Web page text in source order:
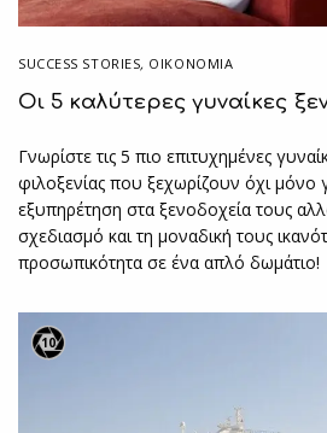
SUCCESS STORIES, ΟΙΚΟΝΟΜΙΑ
Οι 5 καλύτερες γυναίκες
Γνωρίστε τις 5 πιο επιτυχημένες
φιλοξενίας που ξεχωρίζουν όχι μόνο
εξυπηρέτηση στα ξενοδοχεία τους
σχεδιασμό και τη μοναδική τους
προσωπικότητα σε ένα απλό δωμάτιο!
10